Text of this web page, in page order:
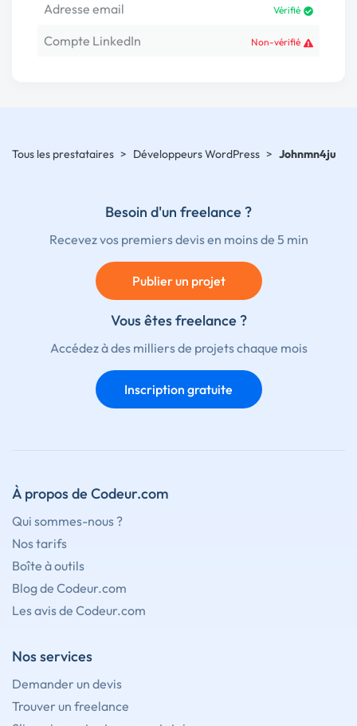
Adresse email Vérifié
Compte LinkedIn Non-vérifié
Tous les prestataires > Développeurs WordPress > Johnmn4ju
Besoin d'un freelance ?
Recevez vos premiers devis en moins de 5 min
Publier un projet
Vous êtes freelance ?
Accédez à des milliers de projets chaque mois
Inscription gratuite
À propos de Codeur.com
Qui sommes-nous ?
Nos tarifs
Boîte à outils
Blog de Codeur.com
Les avis de Codeur.com
Nos services
Demander un devis
Trouver un freelance